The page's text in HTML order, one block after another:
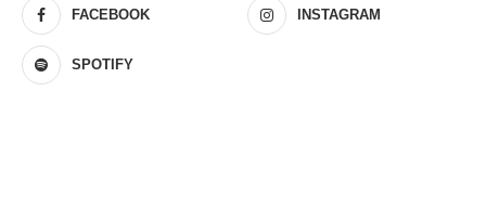
FACEBOOK INSTAGRAM
SPOTIFY